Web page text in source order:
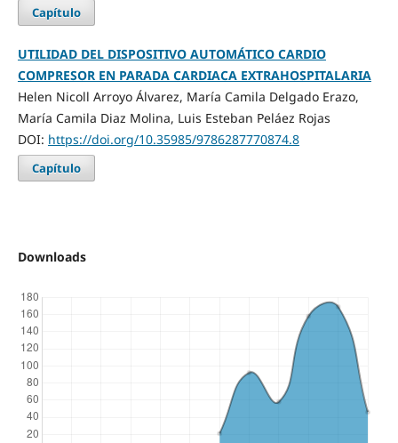
Capítulo
UTILIDAD DEL DISPOSITIVO AUTOMÁTICO CARDIO
COMPRESOR EN PARADA CARDIACA EXTRAHOSPITALARIA
Helen Nicoll Arroyo Álvarez, María Camila Delgado Erazo,
María Camila Diaz Molina, Luis Esteban Peláez Rojas
DOI: https://doi.org/10.35985/9786287770874.8
Capítulo
Downloads